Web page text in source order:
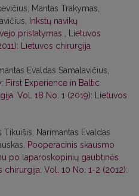
Mantas Trakymas,
Inkstų navikų
pristatymas
Lietuvos
Lietuvos chirurgija
Evaldas Samalavičius,
First Experience in Baltic
Vol. 18 No. 1 (2019): Lietuvos
Tikuišis, Narimantas Evaldas
Pooperacinis skausmo
po laparoskopinių gaubtinės
chirurgija: Vol. 10 No. 1-2 (2012):